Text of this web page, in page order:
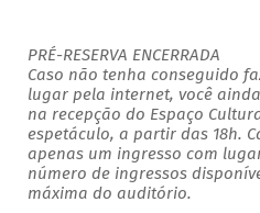
PRÉ-RESERVA ENCERRADA
Caso não tenha conseguido
lugar pela internet, você
na recepção do Espaço
espetáculo, a partir das 18h.
apenas um ingresso com
número de ingressos
máxima do auditório.